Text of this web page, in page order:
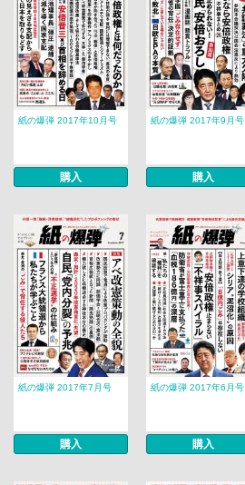
紙の爆弾 2017年10月号
購入
紙の爆弾 2017年9月号
購入
紙の爆弾 2017年7月号
購入
紙の爆弾 2017年6月号
購入